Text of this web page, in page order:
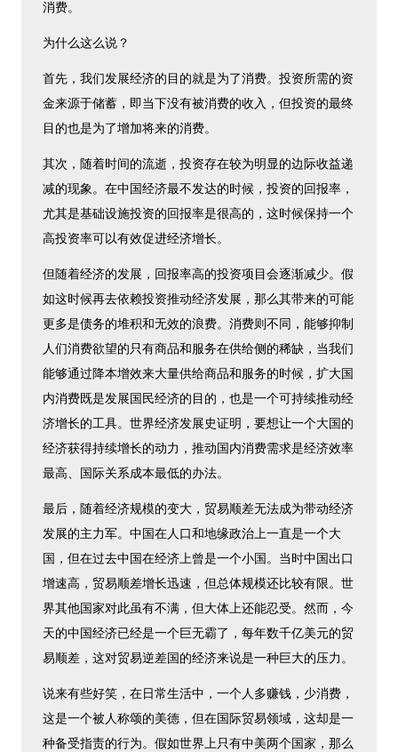
消费。
为什么这么说？
首先，我们发展经济的目的就是为了消费。投资所需的资
金来源于储蓄，即当下没有被消费的收入，但投资的最终
目的也是为了增加将来的消费。
其次，随着时间的流逝，投资存在较为明显的边际收益递
减的现象。在中国经济最不发达的时候，投资的回报率，
尤其是基础设施投资的回报率是很高的，这时候保持一个
高投资率可以有效促进经济增长。
但随着经济的发展，回报率高的投资项目会逐渐减少。假
如这时候再去依赖投资推动经济发展，那么其带来的可能
更多是债务的堆积和无效的浪费。消费则不同，能够抑制
人们消费欲望的只有商品和服务在供给侧的稀缺，当我们
能够通过降本增效来大量供给商品和服务的时候，扩大国
内消费既是发展国民经济的目的，也是一个可持续推动经
济增长的工具。世界经济发展史证明，要想让一个大国的
经济获得持续增长的动力，推动国内消费需求是经济效率
最高、国际关系成本最低的办法。
最后，随着经济规模的变大，贸易顺差无法成为带动经济
发展的主力军。中国在人口和地缘政治上一直是一个大
国，但在过去中国在经济上曾是一个小国。当时中国出口
增速高，贸易顺差增长迅速，但总体规模还比较有限。世
界其他国家对此虽有不满，但大体上还能忍受。然而，今
天的中国经济已经是一个巨无霸了，每年数千亿美元的贸
易顺差，这对贸易逆差国的经济来说是一种巨大的压力。
说来有些好笑，在日常生活中，一个人多赚钱，少消费，
这是一个被人称颂的美德，但在国际贸易领域，这却是一
种备受指责的行为。假如世界上只有中美两个国家，那么